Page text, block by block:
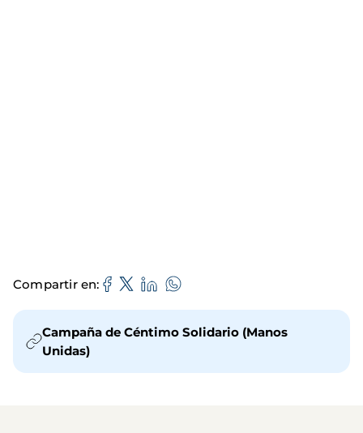
Compartir en
Campaña de Céntimo Solidario (Manos
Unidas)